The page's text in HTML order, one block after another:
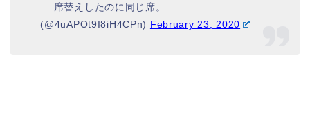
— 席替えしたのに同じ席。
(@4uAPOt9I8iH4CPn) February 23, 2020